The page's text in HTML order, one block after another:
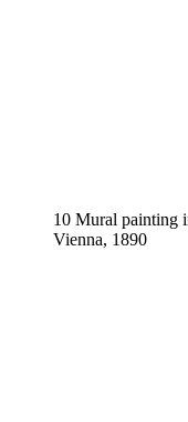
10 Mural painting
Vienna, 1890